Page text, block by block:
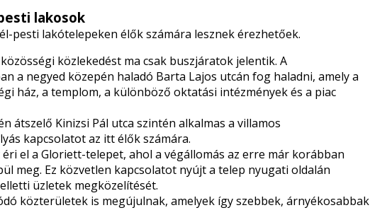
lakosok
pesti lakótelepeken élők számára lesznek érezhetőek.
közlekedést ma csak buszjáratok jelentik. A
a negyed közepén haladó Barta Lajos utcán fog haladni, amely a
ház, a templom, a különböző oktatási intézmények és a piac
átszelő Kinizsi Pál utca szintén alkalmas a villamos
kapcsolatot az itt élők számára.
el a Gloriett-telepet, ahol a végállomás az erre már korábban
meg. Ez közvetlen kapcsolatot nyújt a telep nyugati oldalán
üzletek megközelítését.
közterületek is megújulnak, amelyek így szebbek, árnyékosabbak